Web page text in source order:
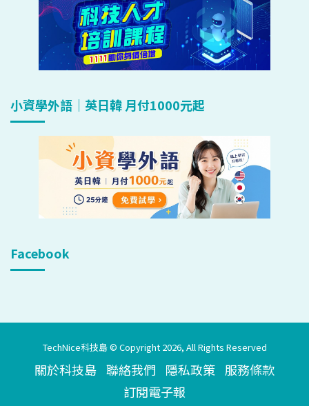
小資學外語｜英日韓 月付1000元起
Facebook
TechNice科技島 © Copyright 2026, All Rights Reserved
關於科技島 聯絡我們 隱私政策 服務條款
訂閱電子報